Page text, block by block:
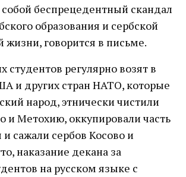
беспрецедентный скандал
образования и сербской
жизни, говорится в письме.
студентов регулярно возят в
и других стран НАТО, которые
народ, этнически чистили
и Метохию, оккупировали часть
сажали сербов Косово и
наказание декана за
на русском языке с